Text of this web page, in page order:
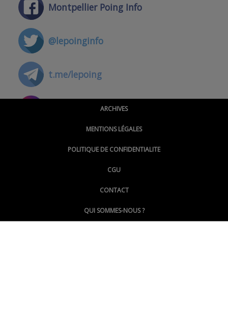
Montpellier Poing Info
@lepoinginfo
t.me/lepoing
@montpellierpoinginfo
@LePoingMontpellier
ARCHIVES
MENTIONS LÉGALES
POLITIQUE DE CONFIDENTIALITE
CGU
CONTACT
QUI SOMMES-NOUS ?